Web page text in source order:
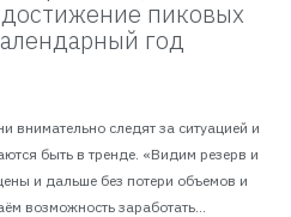
пиковых
год
внимательно следят за ситуацией и
быть в тренде. «Видим резерв и
и дальше без потери объемов и
возможность заработать...